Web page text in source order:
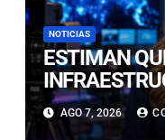
NOTICIAS
ESTIMAN
LA CUENCA
MILLONARIAS
AGO 7, 2026